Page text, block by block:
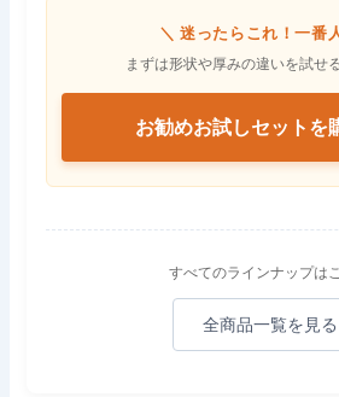
＼ 迷ったらこれ！一番
まずは形状や厚みの違いを試せ
お勧めお試しセットを
すべてのラインナップは
全商品一覧を見る